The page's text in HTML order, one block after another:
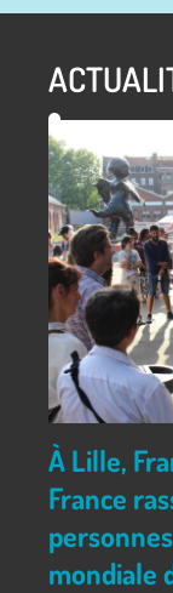
À Lille,
France
mondiale